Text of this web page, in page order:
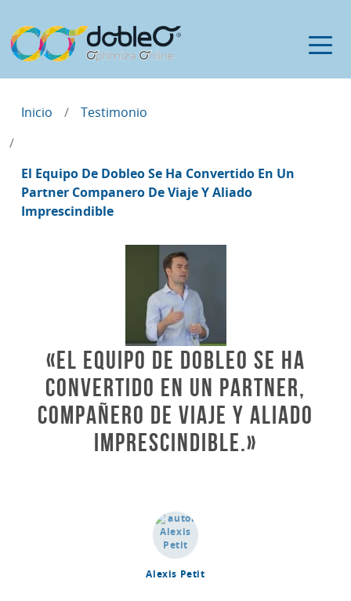
Inicio Testimonio
El Equipo De Dobleo Se Ha Convertido En Un
Partner Companero De Viaje Y Aliado
Imprescindible
«El equipo de dobleO se ha
convertido en un partner,
compañero de viaje y aliado
imprescindible.»
Alexis Petit